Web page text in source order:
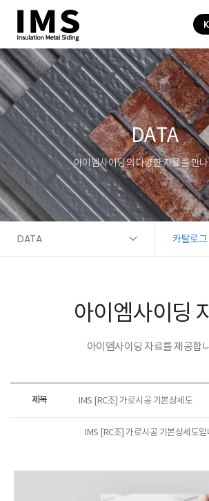
DATA
아이엠사이딩의 다양한 자료를 만
DATA 카탈로그
아이엠사이딩
아이엠사이딩 자료를 제공합
제목 IMS [RC조] 가로시공 기본상세도
IMS [RC조] 가로시공 기본상세도입